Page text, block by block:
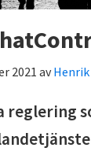
2021av
reglering